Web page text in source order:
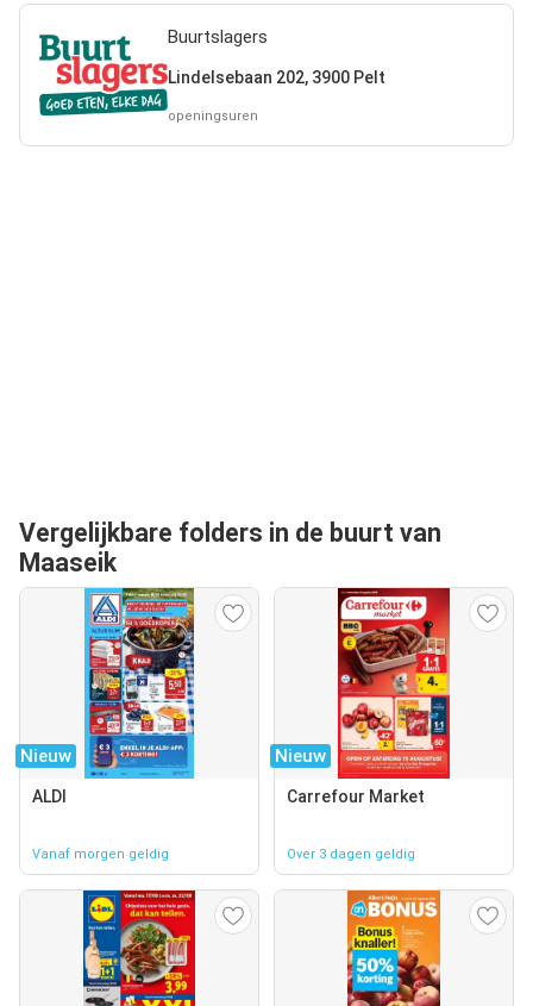
Buurtslagers
Lindelsebaan 202, 3900 Pelt
openingsuren
Vergelijkbare folders in de buurt van
Maaseik
Nieuw
ALDI
Vanaf morgen geldig
Nieuw
Carrefour Market
Over 3 dagen geldig